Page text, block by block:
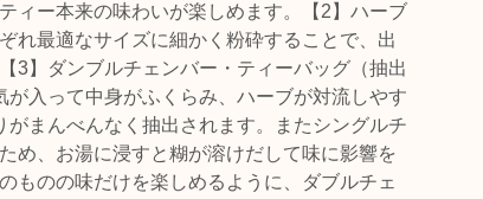
ィー本来の味わいが楽しめます。【2】ハーブ
れ最適なサイズに細かく粉砕することで、出
3】ダンブルチェンバー・ティーバッグ（抽出
入って中身がふくらみ、ハーブが対流しやす
まんべんなく抽出されます。またシングルチ
め、お湯に浸すと糊が溶けだして味に影響を
ものの味だけを楽しめるように、ダブルチェ